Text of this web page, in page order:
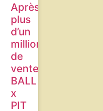
Après
plus
d’un
million
de
ventes,
BALL
x
PIT